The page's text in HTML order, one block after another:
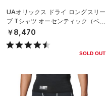
UAオリックス ドライ ロングスリー
ブ Tシャツ オーセンティック（ベー
スボール/MEN）
￥8,470
SOLD OUT